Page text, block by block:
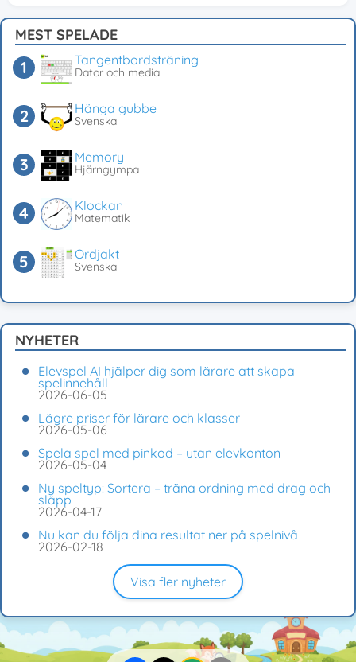
MEST SPELADE
Tangentbordsträning
Dator och media
Hänga gubbe
Svenska
Memory
Hjärngympa
Klockan
Matematik
Ordjakt
Svenska
NYHETER
Elevspel AI hjälper dig som lärare att skapa
spelinnehåll
2026-06-05
Lägre priser för lärare och klasser
2026-05-06
Spela spel med pinkod – utan elevkonton
2026-05-04
Ny speltyp: Sortera – träna ordning med drag och
släpp
2026-04-17
Nu kan du följa dina resultat ner på spelnivå
2026-02-18
Visa fler nyheter